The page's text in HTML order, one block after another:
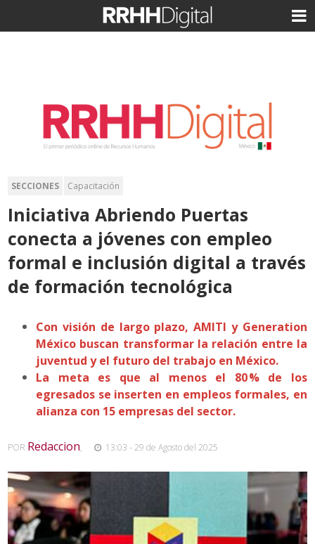
SECCIONES Capacitación
Iniciativa Abriendo Puertas
conecta a jóvenes con empleo
formal e inclusión digital a través
de formación tecnológica
Con visión de largo plazo, AMITI y Generation
México buscan transformar la relación entre la
juventud y el futuro del trabajo en México.
La meta es que al menos el 80 % de los
egresados se inserten en empleos formales, en
alianza con 15 empresas del sector.
POR Redaccion, 13:03 - 29 de Agosto del 2025